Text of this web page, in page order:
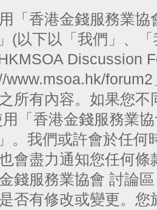
「香港金錢服務業
(以下以「我們」、
Discussion
www.msoa.hk/
所有內容。如果您
「香港金錢服務業
。我們或許會於任何
會盡力通知您任何
金錢服務業協會 討論
否有修改或變更。